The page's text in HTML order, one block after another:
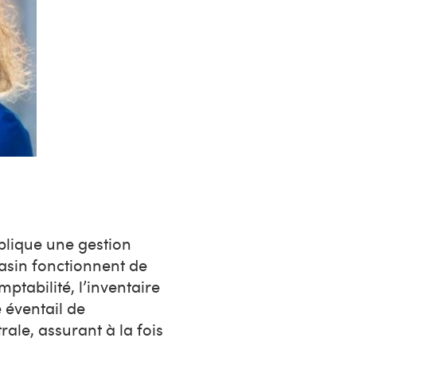
une gestion
fonctionnent de
l’inventaire
éventail de
assurant à la fois